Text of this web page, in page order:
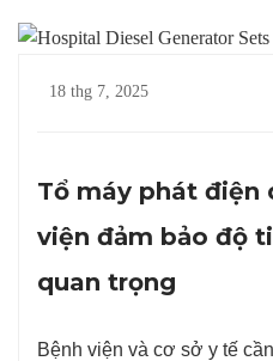
18 thg 7, 2025
Tổ máy phát điện
viện đảm bảo độ
quan trọng
Bệnh viện và cơ sở y tế